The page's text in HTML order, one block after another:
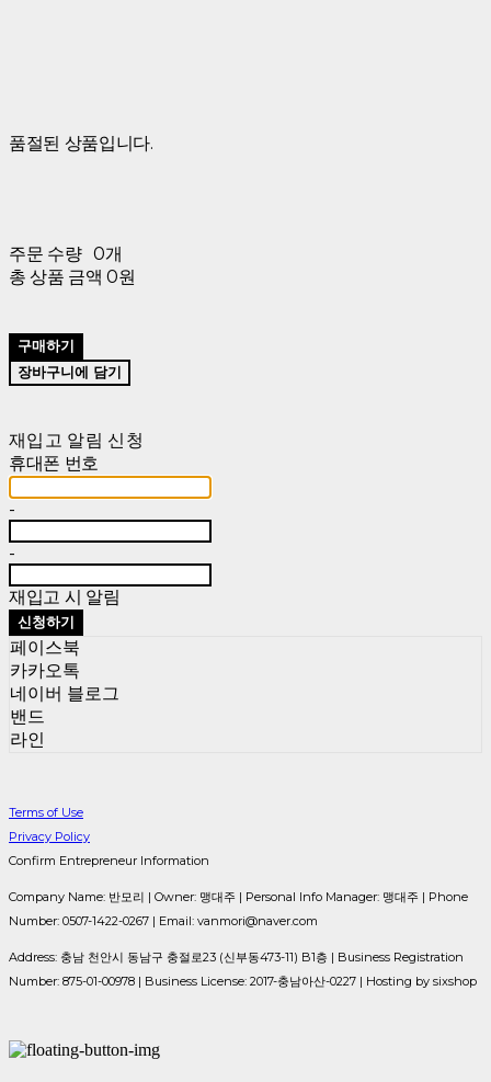
품절된 상품입니다.
주문 수량 0개
총 상품 금액 0원
구매하기
장바구니에 담기
재입고 알림 신청
휴대폰 번호
-
-
재입고 시 알림
신청하기
페이스북
카카오톡
네이버 블로그
밴드
라인
Terms of Use
Privacy Policy
Confirm Entrepreneur Information
Company Name: 반모리 | Owner: 맹대주 | Personal Info Manager: 맹대주 | Phone
Number: 0507-1422-0267 | Email: vanmori@naver.com
Address: 충남 천안시 동남구 충절로23 (신부동473-11) B1층 | Business Registration
Number: 875-01-00978 | Business License: 2017-충남아산-0227 | Hosting by sixshop